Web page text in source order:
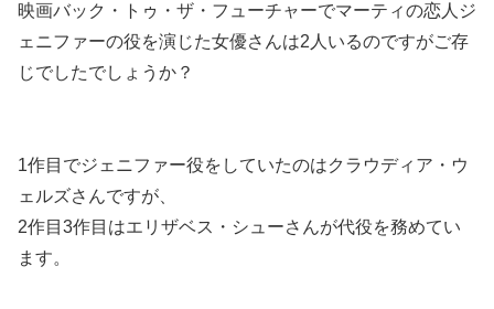
映画バック・トゥ・ザ・フューチャーでマーティの恋人ジ
ェニファーの役を演じた女優さんは2人いるのですがご存
じでしたでしょうか？
1作目でジェニファー役をしていたのはクラウディア・ウ
ェルズさんですが、
2作目3作目はエリザベス・シューさんが代役を務めてい
ます。